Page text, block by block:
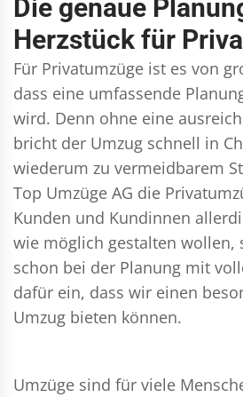
Die genaue
Herzstück für
Für Privatumzüge ist es von
dass eine umfassende
wird. Denn ohne eine
bricht der Umzug schnell in
wiederum zu vermeidbarem
Top Umzüge AG die
Kunden und Kundinnen
wie möglich gestalten wollen,
schon bei der Planung mit
dafür ein, dass wir einen
Umzug bieten können.
Umzüge sind für viele